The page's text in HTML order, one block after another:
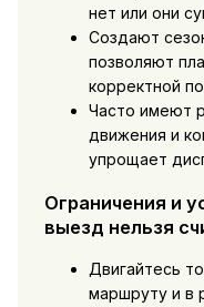
нет или они
Создают
позволяют
корректной
Часто имеют
движения и
упрощает
Ограничения и
выезд нельзя
Двигайтесь
маршруту и в